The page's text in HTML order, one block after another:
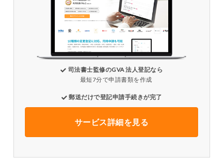
司法書士監修のGVA 法人登記なら
最短7分で申請書類を作成
郵送だけで登記申請手続きが完了
サービス詳細を見る